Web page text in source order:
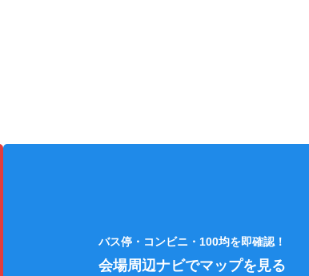
折りたたみ傘 うちわケース
バス停・コンビニ・100均を即確認！
会場周辺ナビでマップを見る